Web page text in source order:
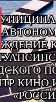
КИНО